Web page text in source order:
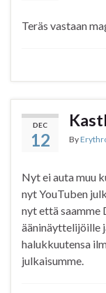
Teräs vastaan
DEC
12 By
Nyt ei auta muu
nyt YouTuben
nyt että saamme
ääninäyttelijöille
halukkuutensa
julkaisumme.